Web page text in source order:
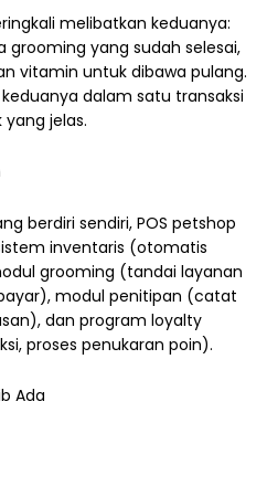
melibatkan keduanya:
yang sudah selesai,
vitamin untuk dibawa pulang.
dalam satu transaksi
jelas.
berdiri sendiri, POS petshop
inventaris (otomatis
grooming (tandai layanan
modul penitipan (catat
dan program loyalty
proses penukaran poin).
Ada